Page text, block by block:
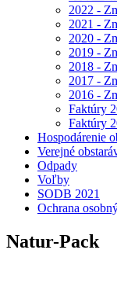
2022 -
2021 -
2020 -
2019 -
2018 -
2017 -
2016 -
Faktúry
Faktúry
Hospodárenie
Verejné
Odpady
Voľby
SODB 2021
Ochrana
Natur-Pack